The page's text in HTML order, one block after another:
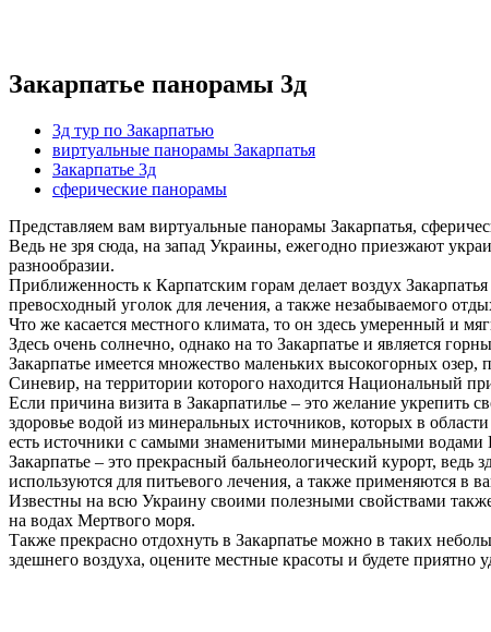
Закарпатье панорамы 3д
3д тур по Закарпатью
виртуальные панорамы Закарпатья
Закарпатье 3д
сферические панорамы
Представляем вам виртуальные панорамы Закарпатья,
Ведь не зря сюда, на запад Украины, ежегодно приезжают
разнообразии.
Приближенность к Карпатским горам делает воздух
превосходный уголок для лечения, а также незабываемого
Что же касается местного климата, то он здесь умеренный и
Здесь очень солнечно, однако на то Закарпатье и является
Закарпатье имеется множество маленьких высокогорных
Синевир, на территории которого находится Национальный
Если причина визита в Закарпатилье – это желание укрепить
здоровье водой из минеральных источников, которых в
есть источники с самыми знаменитыми минеральными
Закарпатье – это прекрасный бальнеологический курорт,
используются для питьевого лечения, а также применяются
Известны на всю Украину своими полезными свойствами
на водах Мертвого моря.
Также прекрасно отдохнуть в Закарпатье можно в таких
здешнего воздуха, оцените местные красоты и будете